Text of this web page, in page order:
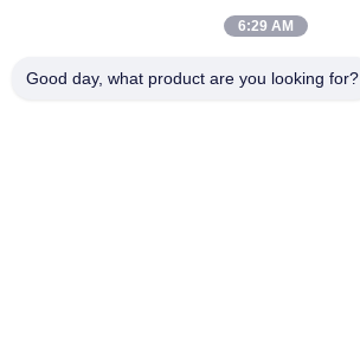
6:29 AM
Good day, what product are you looking for?